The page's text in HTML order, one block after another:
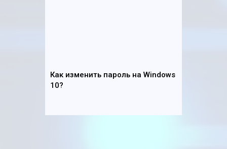
Как изменить пароль на Windows
10?